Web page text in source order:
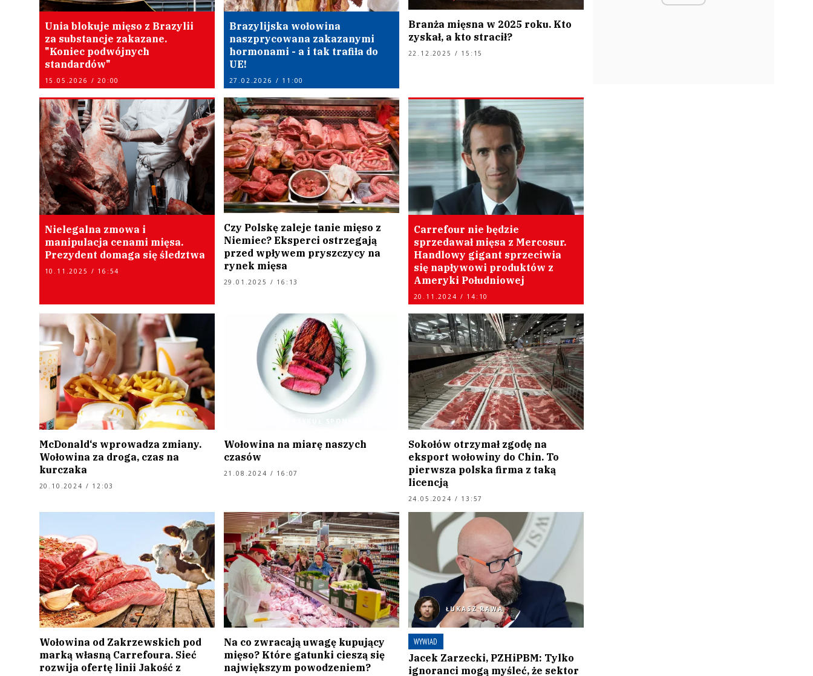
Unia blokuje mięso z Brazylii
za substancje zakazane.
"Koniec podwójnych
standardów"
15.05.2026 / 20:00
Brazylijska wołowina
naszprycowana zakazanymi
hormonami - a i tak trafiła do
UE!
27.02.2026 / 11:00
Branża mięsna w 2025 roku. Kto
zyskał, a kto stracił?
22.12.2025 / 15:15
Nielegalna zmowa i
manipulacja cenami mięsa.
Prezydent domaga się śledztwa
10.11.2025 / 16:54
Czy Polskę zaleje tanie mięso z
Niemiec? Eksperci ostrzegają
przed wpływem pryszczycy na
rynek mięsa
29.01.2025 / 16:13
Carrefour nie będzie
sprzedawał mięsa z Mercosur.
Handlowy gigant sprzeciwia
się napływowi produktów z
Ameryki Południowej
20.11.2024 / 14:10
McDonald‘s wprowadza zmiany.
Wołowina za droga, czas na
kurczaka
20.10.2024 / 12:03
ARTYKUŁ SPONSOROWANY
Wołowina na miarę naszych
czasów
21.08.2024 / 16:07
Sokołów otrzymał zgodę na
eksport wołowiny do Chin. To
pierwsza polska firma z taką
licencją
24.05.2024 / 13:57
Wołowina od Zakrzewskich pod
marką własną Carrefoura. Sieć
rozwija ofertę linii Jakość z
Na co zwracają uwagę kupujący
mięso? Które gatunki cieszą się
największym powodzeniem?
ŁUKASZ RAWA
WYWIAD
Jacek Zarzecki, PZHiPBM: Tylko
ignoranci mogą myśleć, że sektor